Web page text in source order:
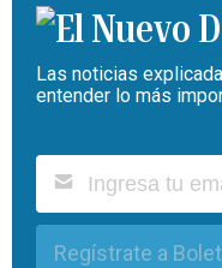
Las noticias
entender lo más
Regístrate a